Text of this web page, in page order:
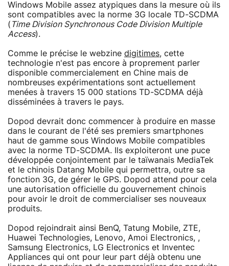
Windows Mobile assez atypiques dans la mesure où ils
sont compatibles avec la norme 3G locale TD-SCDMA
( Time Division Synchronous Code Division Multiple
Access).
Comme le précise le webzine digitimes, cette
technologie n'est pas encore à proprement parler
disponible commercialement en Chine mais de
nombreuses expérimentations sont actuellement
menées à travers 15 000 stations TD-SCDMA déjà
disséminées à travers le pays.
Dopod devrait donc commencer à produire en masse
dans le courant de l'été ses premiers smartphones
haut de gamme sous Windows Mobile compatibles
avec la norme TD-SCDMA. Ils exploiteront une puce
développée conjointement par le taïwanais MediaTek
et le chinois Datang Mobile qui permettra, outre sa
fonction 3G, de gérer le GPS. Dopod attend pour cela
une autorisation officielle du gouvernement chinois
pour avoir le droit de commercialiser ses nouveaux
produits.
Dopod rejoindrait ainsi BenQ, Tatung Mobile, ZTE,
Huawei Technologies, Lenovo, Amoi Electronics, ,
Samsung Electronics, LG Electronics et Inventec
Appliances qui ont pour leur part déjà obtenu une